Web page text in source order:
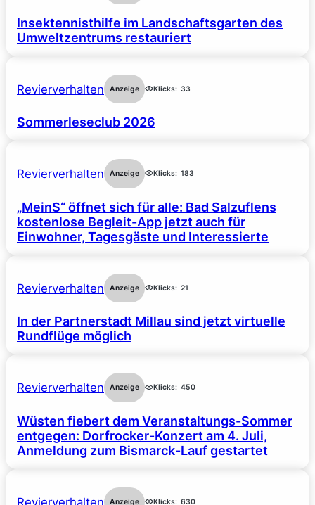
Insektennisthilfe im Landschaftsgarten des
Umweltzentrums restauriert
Revierverhalten Anzeige Klicks: 33
Sommerleseclub 2026
Revierverhalten Anzeige Klicks: 183
„MeinS“ öffnet sich für alle: Bad Salzuflens
kostenlose Begleit-App jetzt auch für
Einwohner, Tagesgäste und Interessierte
Revierverhalten Anzeige Klicks: 21
In der Partnerstadt Millau sind jetzt virtuelle
Rundflüge möglich
Revierverhalten Anzeige Klicks: 450
Wüsten fiebert dem Veranstaltungs-Sommer
entgegen: Dorfrocker-Konzert am 4. Juli,
Anmeldung zum Bismarck-Lauf gestartet
Revierverhalten Anzeige Klicks: 630